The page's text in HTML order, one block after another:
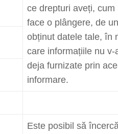
ce drepturi aveți, cum
face o plângere, de
obținut datele tale, în
care informațiile nu v-
deja furnizate prin
informare.
Este posibil să